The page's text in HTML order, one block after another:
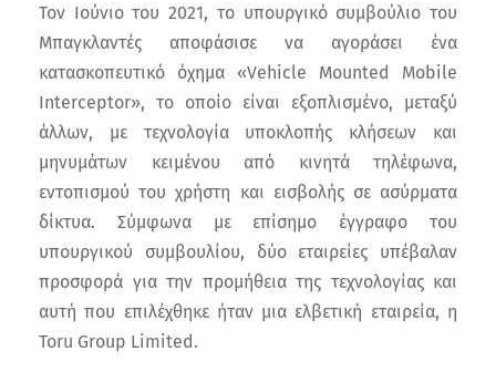
Τον Ιούνιο του 2021, το υπουργικό συμβούλιο του
Μπαγκλαντές αποφάσισε να αγοράσει ένα
κατασκοπευτικό όχημα «Vehicle Mounted Mobile
Interceptor», το οποίο είναι εξοπλισμένο, μεταξύ
άλλων, με τεχνολογία υποκλοπής κλήσεων και
μηνυμάτων κειμένου από κινητά τηλέφωνα,
εντοπισμού του χρήστη και εισβολής σε ασύρματα
δίκτυα. Σύμφωνα με επίσημο έγγραφο του
υπουργικού συμβουλίου, δύο εταιρείες υπέβαλαν
προσφορά για την προμήθεια της τεχνολογίας και
αυτή που επιλέχθηκε ήταν μια ελβετική εταιρεία, η
Toru Group Limited.